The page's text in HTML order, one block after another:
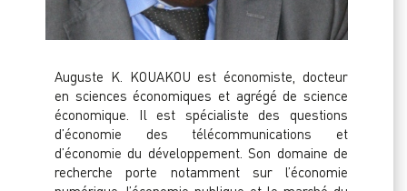
Auguste K. KOUAKOU est économiste, docteur
en sciences économiques et agrégé de science
économique. Il est spécialiste des questions
d’économie des télécommunications et
d’économie du développement. Son domaine de
recherche porte notamment sur l’économie